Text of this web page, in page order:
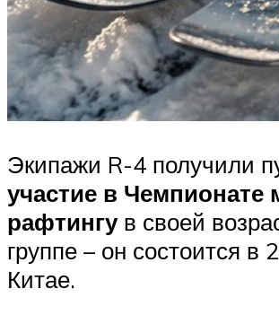
Экипажи R-4 получили
участие в Чемпионате
рафтингув своей
группе – он состоится в
Китае.